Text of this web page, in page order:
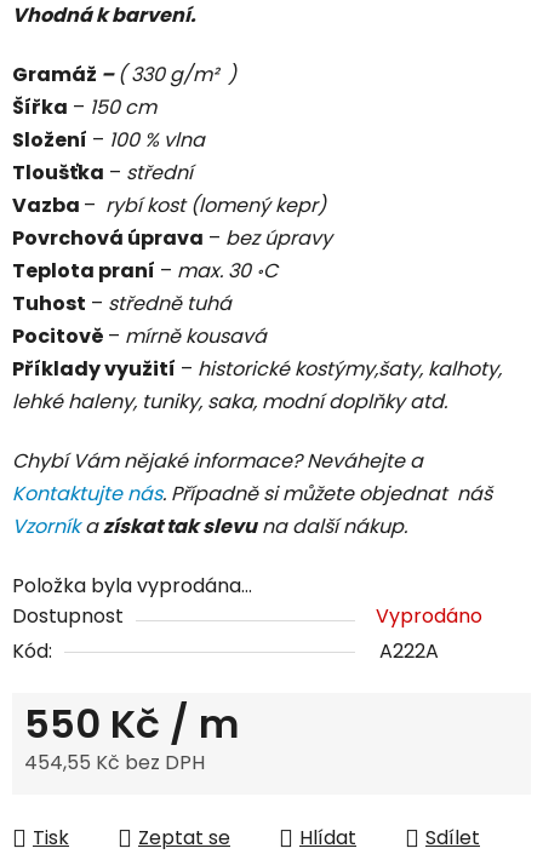
Vhodná k barvení.
Gramáž –( 330 g/m² )
Šířka – 150 cm
Složení – 100 % vlna
Tloušťka – střední
Vazba – rybí kost (lomený kepr)
Povrchová úprava – bez úpravy
Teplota praní – max. 30 ॰C
Tuhost – středně tuhá
Pocitově – mírně kousavá
Příklady využití – historické kostýmy,šaty, kalhoty,
lehké haleny, tuniky, saka, modní doplňky atd.
Chybí Vám nějaké informace? Neváhejte a
Kontaktujte nás. Případně si můžete objednat náš
Vzorníkazískat tak slevuna další nákup.
Položka byla vyprodána…
Dostupnost
Vyprodáno
Kód:
A222A
550 Kč / m
454,55 Kč bez DPH
Tisk
Zeptat se Hlídat Sdílet